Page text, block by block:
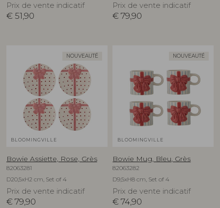
Prix de vente indicatif
€ 51,90
Prix de vente indicatif
€ 79,90
NOUVEAUTÉ
BLOOMINGVILLE
Bowie Assiette, Rose, Grès
82063281
D20,5xH2 cm, Set of 4
Prix de vente indicatif
€ 79,90
NOUVEAUTÉ
BLOOMINGVILLE
Bowie Mug, Bleu, Grès
82063282
D9,5xH8 cm, Set of 4
Prix de vente indicatif
€ 74,90